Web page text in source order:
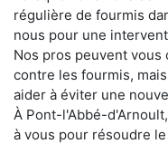
régulière de fourmis
nous pour une
Nos pros peuvent
contre les fourmis,
aider à éviter une
À Pont-l'Abbé-
à vous pour résoudre